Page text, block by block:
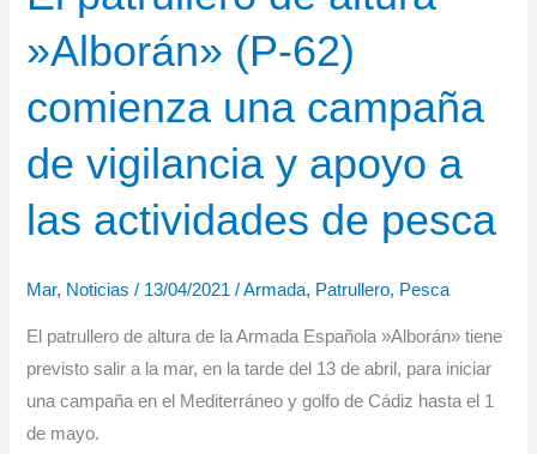
la
internacional
de
vigilancia
de
Pelágicos
y
Demersales”
»Alborán» (P-62)
comienza una campaña
de vigilancia y apoyo a
las actividades de pesca
Mar, Noticias / 13/04/2021/Armada, Patrullero, Pesca
El patrullero de altura de la Armada Española »Alborán» tiene
previsto salir a la mar, en la tarde del 13 de abril, para iniciar
una campaña en el Mediterráneo y golfo de Cádiz hasta el 1
de mayo.